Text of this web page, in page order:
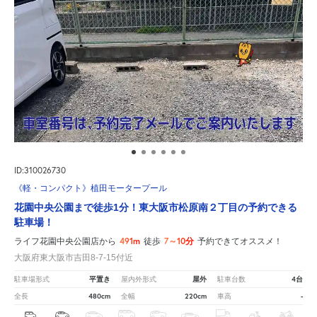
ID:310026730
《軽・コンパクト》植田モータープール
花園中央公園まで徒歩1分！東大阪市松原南２丁目の予約できる
駐車場！
ライフ花園中央公園店から 491m 徒歩 7～10分 予約できてオススメ！
大阪府東大阪市吉田8-7-15付近
駐車場形式 平置き 屋内外形式 屋外 駐車台数 4台
全長 480cm 全幅 220cm 車高 -